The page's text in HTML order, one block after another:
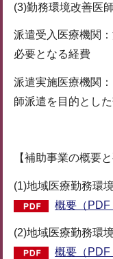
(3)勤務環境改善医
派遣受入医療機関
必要となる経費
派遣実施医療機関
師派遣を目的とし
【補助事業の概要
(1)地域医療勤務環
概要（PDF
(2)地域医療勤務環
概要（PDF